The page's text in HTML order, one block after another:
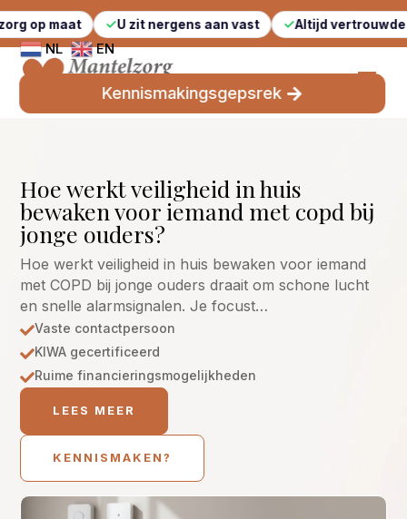
U zit nergens aan vast Altijd vertrouwde
NL EN
Kennismakingsgepsrek
Hoe werkt veiligheid in huis
bewaken voor iemand met copd bij
jonge ouders?
Hoe werkt veiligheid in huis bewaken voor iemand
met COPD bij jonge ouders draait om schone lucht
en snelle alarmsignalen. Je focust…
Vaste contactpersoon
KIWA gecertificeerd
Ruime financieringsmogelijkheden
LEES MEER
KENNISMAKEN?